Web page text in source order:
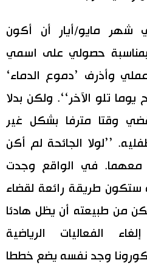
شهر مايو/أيار أن أكون
حصولي على اسمي
وأذرف ’دموع الدماء‘
تلو الآخر‘‘. ولكن بدلا
وقتا مترفا بشكل غير
’’لولا الجائحة لم أكن
في الواقع وجدت
طريقة رائعة لقضاء
من طبيعته أن يظل هادئا
الفعاليات الرياضية
كورونا وجد نفسه يضع خططا